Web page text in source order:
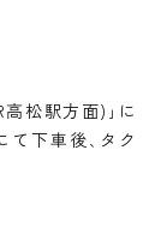
松駅方面)｣に
て下車後､タク